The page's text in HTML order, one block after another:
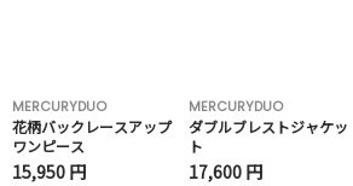
MERCURYDUO
花柄バックレースアップ
ワンピース
15,950 円
MERCURYDUO
ダブルブレストジャケッ
ト
17,600 円